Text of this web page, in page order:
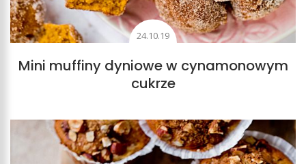
24.10.19
Mini muffiny dyniowe w cynamonowym
cukrze